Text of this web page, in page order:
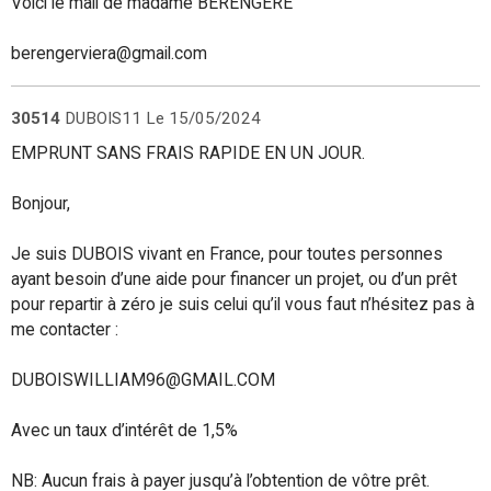
berengerviera@gmail.com
30514 DUBOIS11 Le 15/05/2024
EMPRUNT SANS FRAIS RAPIDE EN UN JOUR.
Bonjour,
Je suis DUBOIS vivant en France, pour toutes personnes
ayant besoin d’une aide pour financer un projet, ou d’un prêt
pour repartir à zéro je suis celui qu’il vous faut n’hésitez pas à
me contacter :
DUBOISWILLIAM96@GMAIL.COM
Avec un taux d’intérêt de 1,5%
NB: Aucun frais à payer jusqu’à l’obtention de vôtre prêt.